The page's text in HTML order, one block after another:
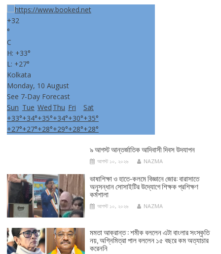
+32
°
C
H: +33°
L: +27°
Kolkata
Monday, 10 August
See 7-Day Forecast
Sun Tue Wed Thu Fri
Sat
+33°+34°+35°+34°+30°+35°
+27°+27°+28°+29°+28°+28°
৯ আগস্ট আন্তর্জাতিক আদিবাসী দিবস উদযাপন
আগস্ট ১০, ২০২৬ NAZMA
ভাষাশিক্ষা ও হাতে-কলমে বিজ্ঞানে জোর: বারাসাতে
অনুসন্ধান সোসাইটির উদ্যোগে শিক্ষক প্রশিক্ষণ
কর্মশালা
আগস্ট ১০, ২০২৬ NAZMA
মমতা আক্রান্ত : শমীক বললেন এটা বাংলার সংস্কৃতি
নয়, অগ্নিমিত্রা পাল বললেন ১৫ বছরে কম অত্যাচার
করেননি